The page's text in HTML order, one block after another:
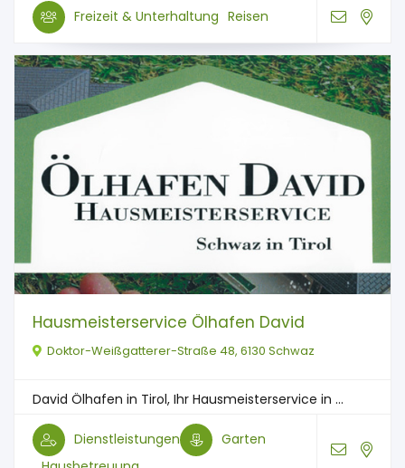
Freizeit & Unterhaltung Reisen
Hausmeisterservice Ölhafen David
Doktor-Weißgatterer-Straße 48, 6130 Schwaz
David Ölhafen in Tirol, Ihr Hausmeisterservice in ...
Dienstleistungen
Garten